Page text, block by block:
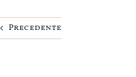
Precedente